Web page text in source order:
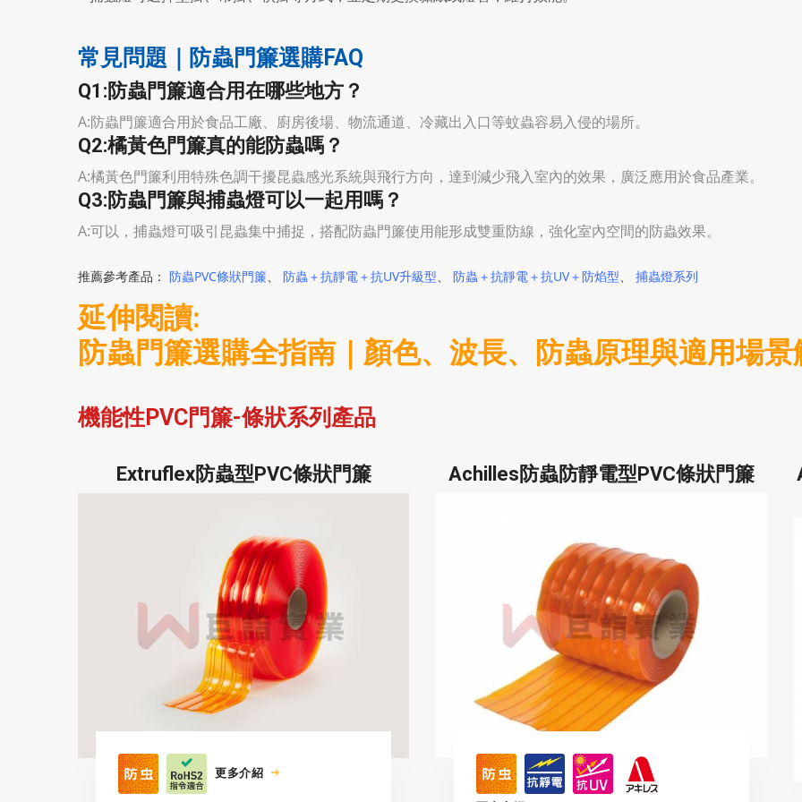
常見問題｜防蟲門簾選購FAQ
Q1:防蟲門簾適合用在哪些地方？
A:防蟲門簾適合用於食品工廠、廚房後場、物流通道、冷藏出入口等蚊蟲容易入侵的場所。
Q2:橘黃色門簾真的能防蟲嗎？
A:橘黃色門簾利用特殊色調干擾昆蟲感光系統與飛行方向，達到減少飛入室內的效果，廣泛應用於食品產業。
Q3:防蟲門簾與捕蟲燈可以一起用嗎？
A:可以，捕蟲燈可吸引昆蟲集中捕捉，搭配防蟲門簾使用能形成雙重防線，強化室內空間的防蟲效果。
推薦參考產品： 防蟲PVC條狀門簾、 防蟲＋抗靜電＋抗UV升級型、 防蟲＋抗靜電＋抗UV＋防焰型、 捕蟲燈系列
延伸閱讀:
防蟲門簾選購全指南｜顏色、波長、防蟲原理與適用場景
機能性PVC門簾-條狀系列產品
Extruflex防蟲型PVC條狀門簾
更多介紹
Achilles防蟲防靜電型PVC條狀門簾